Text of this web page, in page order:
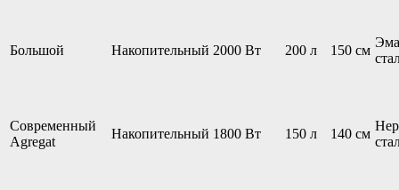
Большой Накопительный 2000 Вт 200 л 150 см
Современный
Agregat
Накопительный 1800 Вт 150 л 140 см